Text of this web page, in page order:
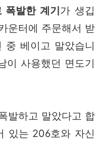
폭발한 계기가 생깁
운터에 주문해서 받
중 베이고 말았습니
이 사용했던 면도기
발하고 말았다고 합
있는 206호와 자신